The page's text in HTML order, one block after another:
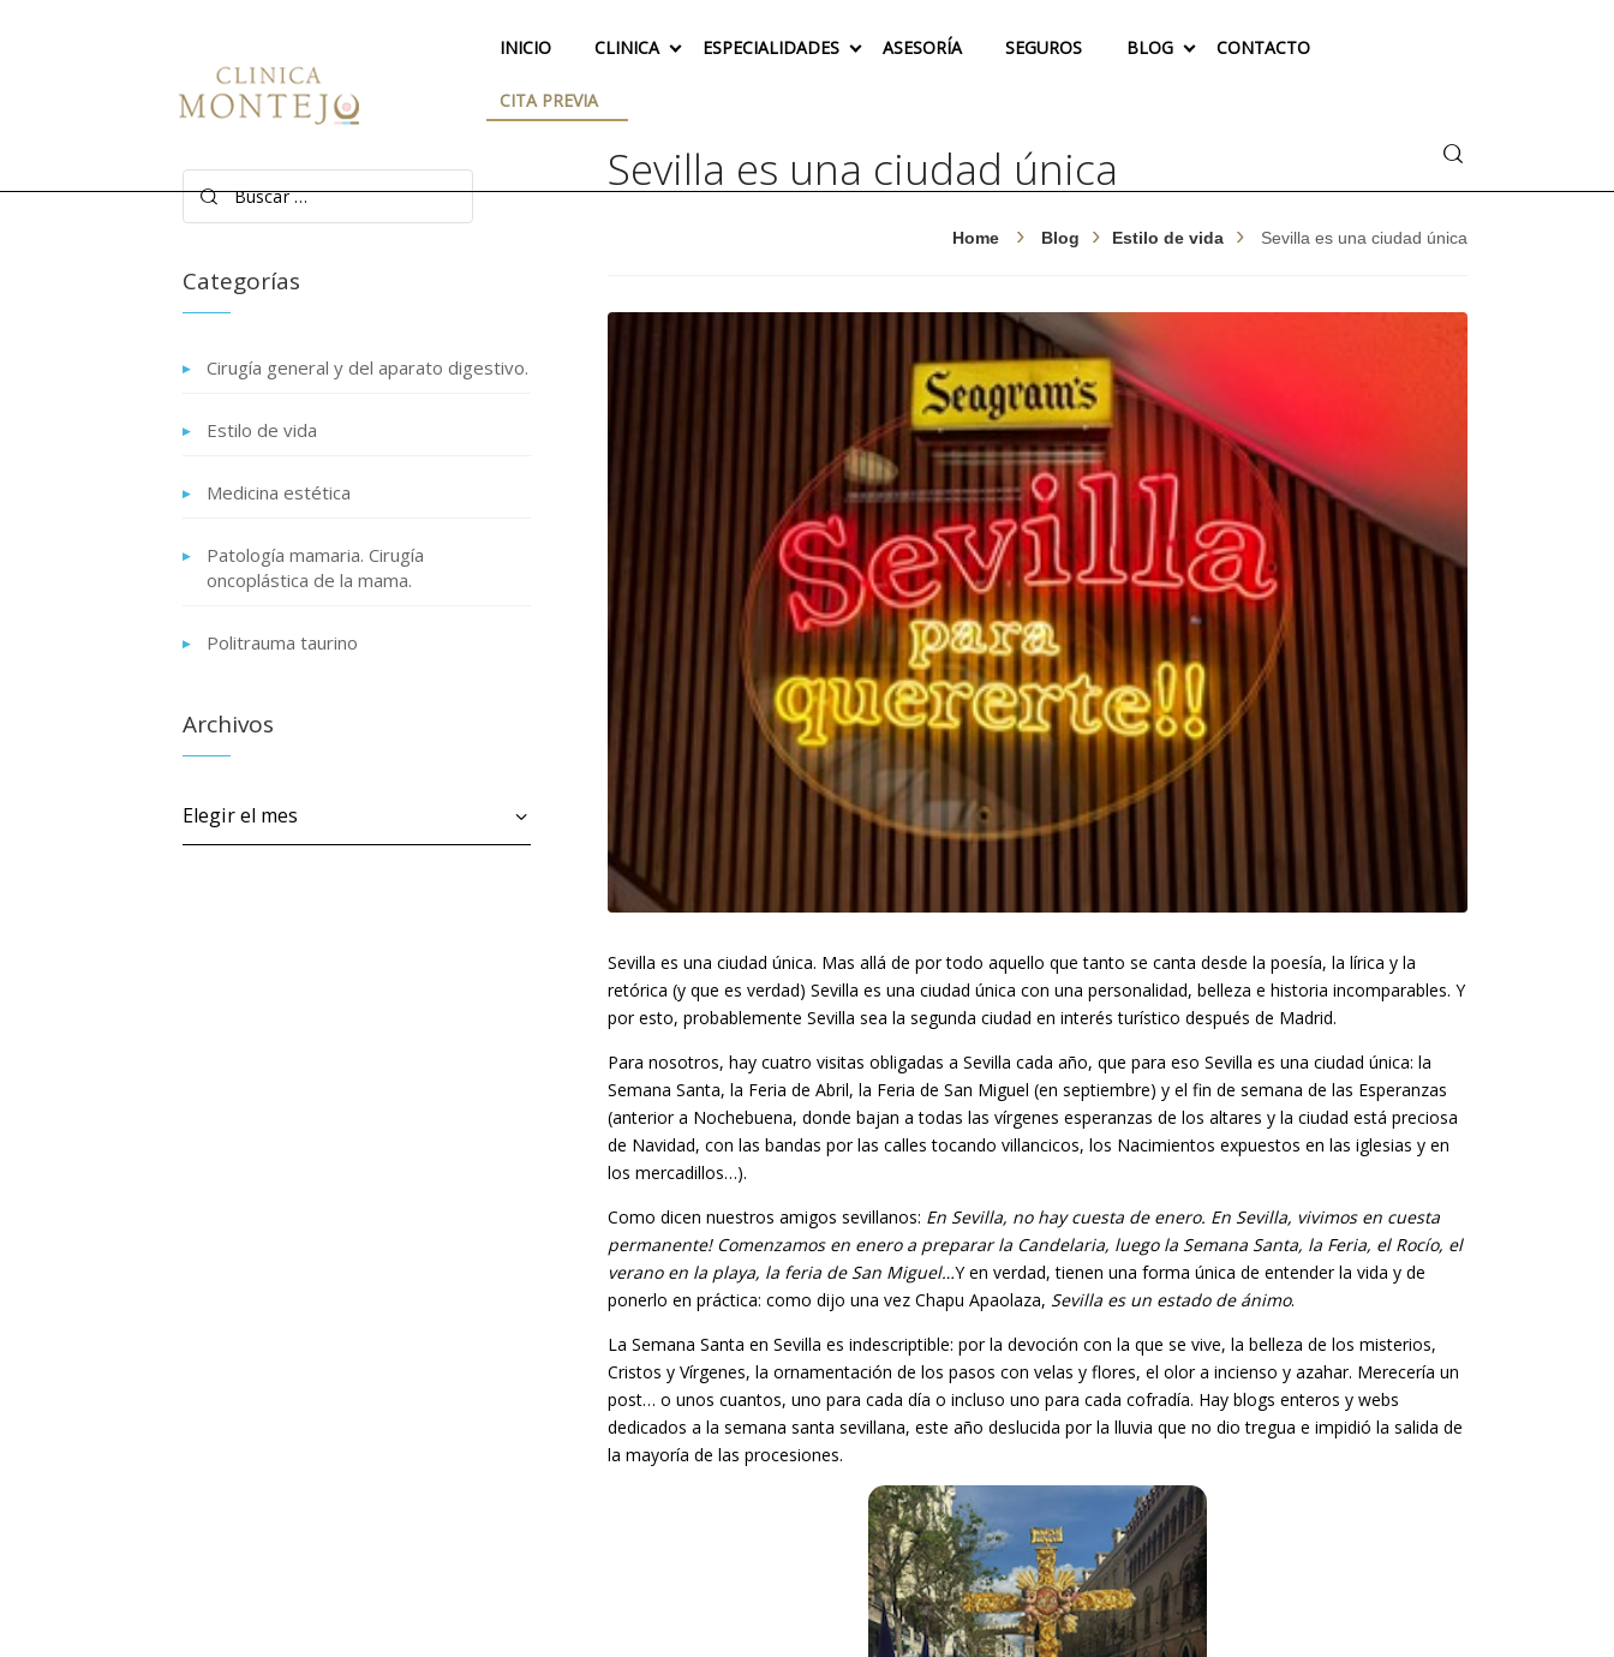
INICIO CLINICA ESPECIALIDADES ASESORÍA SEGUROS BLOG CONTACTO
CITA PREVIA
Buscar
Sevilla es una ciudad única
Home Blog Estilo de vida Sevilla es una ciudad única
Sevilla es una ciudad única. Mas allá de por todo aquello que tanto se canta desde la poesía, la lírica y la
retórica (y que es verdad) Sevilla es una ciudad única con una personalidad, belleza e historia incomparables. Y
por esto, probablemente Sevilla sea la segunda ciudad en interés turístico después de Madrid.
Para nosotros, hay cuatro visitas obligadas a Sevilla cada año, que para eso Sevilla es una ciudad única: la
Semana Santa, la Feria de Abril, la Feria de San Miguel (en septiembre) y el fin de semana de las Esperanzas
(anterior a Nochebuena, donde bajan a todas las vírgenes esperanzas de los altares y la ciudad está preciosa
de Navidad, con las bandas por las calles tocando villancicos, los Nacimientos expuestos en las iglesias y en
los mercadillos…).
Como dicen nuestros amigos sevillanos: En Sevilla, no hay cuesta de enero. En Sevilla, vivimos en cuesta
permanente! Comenzamos en enero a preparar la Candelaria, luego la Semana Santa, la Feria, el Rocío, el
verano en la playa, la feria de San Miguel…Y en verdad, tienen una forma única de entender la vida y de
ponerlo en práctica: como dijo una vez Chapu Apaolaza, Sevilla es un estado de ánimo.
La Semana Santa en Sevilla es indescriptible: por la devoción con la que se vive, la belleza de los misterios,
Cristos y Vírgenes, la ornamentación de los pasos con velas y flores, el olor a incienso y azahar. Merecería un
post… o unos cuantos, uno para cada día o incluso uno para cada cofradía. Hay blogs enteros y webs
dedicados a la semana santa sevillana, este año deslucida por la lluvia que no dio tregua e impidió la salida de
la mayoría de las procesiones.
Categorías
Cirugía general y del aparato digestivo.
Estilo de vida
Medicina estética
Patología mamaria. Cirugía
oncoplástica de la mama.
Politrauma taurino
Archivos